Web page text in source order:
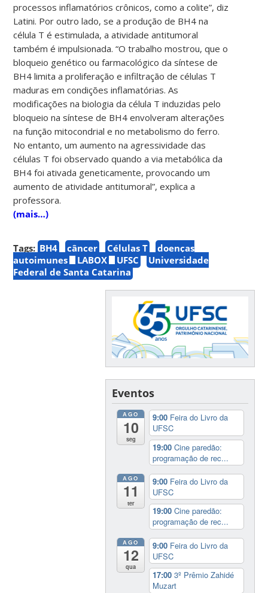
processos inflamatórios crônicos, como a colite”, diz
Latini. Por outro lado, se a produção de BH4 na
célula T é estimulada, a atividade antitumoral
também é impulsionada. “O trabalho mostrou, que o
bloqueio genético ou farmacológico da síntese de
BH4 limita a proliferação e infiltração de células T
maduras em condições inflamatórias. As
modificações na biologia da célula T induzidas pelo
bloqueio na síntese de BH4 envolveram alterações
na função mitocondrial e no metabolismo do ferro.
No entanto, um aumento na agressividade das
células T foi observado quando a via metabólica da
BH4 foi ativada geneticamente, provocando um
aumento de atividade antitumoral”, explica a
professora.
(mais…)
Tags: BH4 câncer Células T
doenças
autoimunes
LABOX UFSC
Universidade
Federal de Santa Catarina
Eventos
AGO
10
seg
9:00 Feira do Livro da
UFSC
19:00Cine paredão:
programação de rec...
AGO
11
ter
9:00 Feira do Livro da
UFSC
19:00Cine paredão:
programação de rec...
AGO
12
qua
9:00 Feira do Livro da
UFSC
17:003º Prêmio Zahidé
Muzart